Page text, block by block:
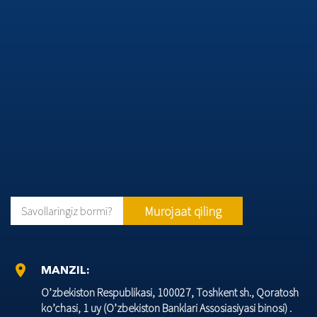
Savollaringiz bormi? Murojaat qiling
location_on
MANZIL:
O’zbеkiston Rеspublikasi, 100027, Toshkеnt sh., Qoratosh
ko’chasi, 1 uy (O’zbеkiston Banklari Assosiasiyasi binosi) .